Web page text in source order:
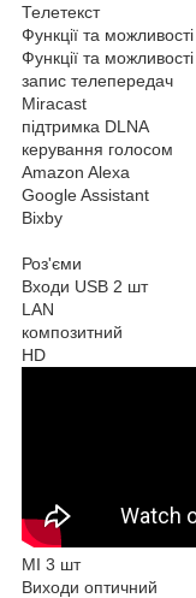
Телетекст
Функції та можливості
Функції та
запис телепередач
Miracast
підтримка DLNA
керування голосом
Amazon Alexa
Google Assistant
Bixby
Роз'єми
Входи USB 2 шт
LAN
композитний
HD
MI 3 шт
Виходи оптичний